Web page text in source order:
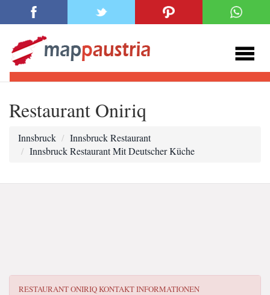
Restaurant Oniriq
Innsbruck
Innsbruck Restaurant
Innsbruck Restaurant Mit Deutscher Küche
RESTAURANT ONIRIQKONTAKT INFORMATIONEN